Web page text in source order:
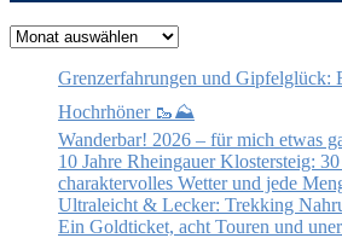
Archiv
Grenzerfahrungen und Gipfelglück:
Hochrhöner 🥾⛰️
Wanderbar! 2026 – für mich etwas
10 Jahre Rheingauer Klostersteig:
charaktervolles Wetter und jede
Ultraleicht & Lecker: Trekking
Ein Goldticket, acht Touren und